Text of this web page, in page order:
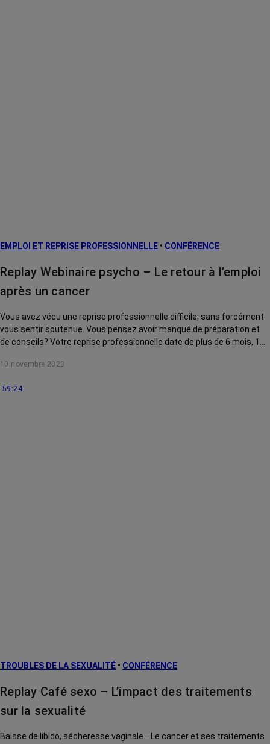
EMPLOI ET REPRISE PROFESSIONNELLE • CONFÉRENCE
Replay Webinaire psycho – Le retour à l’emploi
après un cancer
Vous avez vécu une reprise professionnelle difficile, sans forcément
vous sentir soutenue. Vous pensez avoir manqué de préparation et
de conseils? Votre reprise professionnelle date de plus de 6 mois, 1
toujours en difficulté ? Vous vous demandez si vous avez mobilisé
intervenante de la Maison RoseUp Bordeaux depuis 7 ans, vous
10 novembre 2023
59:24
TROUBLES DE LA SEXUALITÉ • CONFÉRENCE
Replay Café sexo – L’impact des traitements
sur la sexualité
Baisse de libido, sécheresse vaginale… Le cancer et ses traitements